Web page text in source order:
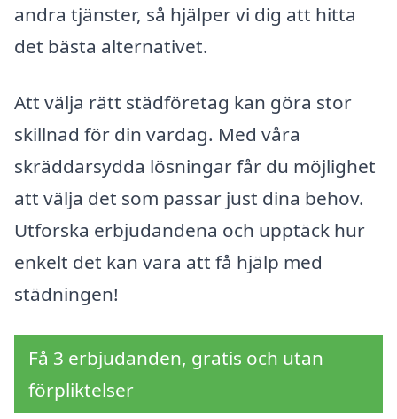
andra tjänster, så hjälper vi dig att hitta
det bästa alternativet.
Att välja rätt städföretag kan göra stor
skillnad för din vardag. Med våra
skräddarsydda lösningar får du möjlighet
att välja det som passar just dina behov.
Utforska erbjudandena och upptäck hur
enkelt det kan vara att få hjälp med
städningen!
Få 3 erbjudanden, gratis och utan
förpliktelser